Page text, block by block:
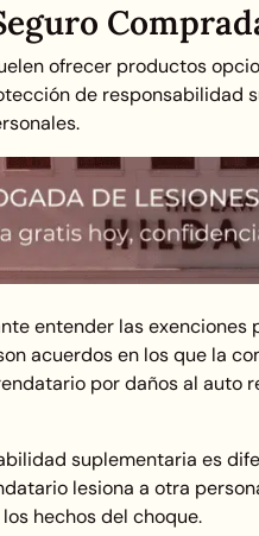
ofrecer productos
de responsabilidad
entender las exenciones
acuerdos en los que la
por daños al auto
suplementaria es
lesiona a otra
hechos del choque.